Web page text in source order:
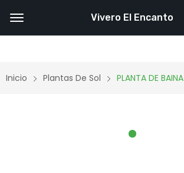
Inicio Plantas De Sol PLANTA DE BAINA
Vivero El Encanto